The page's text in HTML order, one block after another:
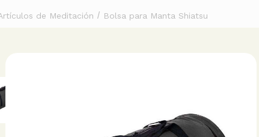
de Meditación / Bolsa para Manta Shiatsu